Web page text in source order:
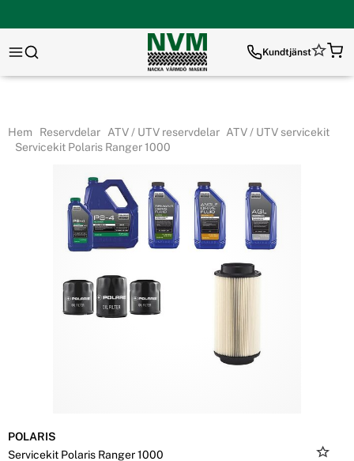
Kundtjänst
Hem Reservdelar ATV / UTV reservdelar ATV / UTV servicekit
Servicekit Polaris Ranger 1000
POLARIS
Servicekit Polaris Ranger 1000